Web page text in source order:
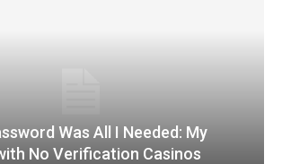
Was All I Needed: My
No Verification Casinos